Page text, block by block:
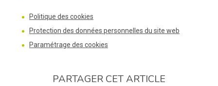
Politique des cookies
Protection des données personnelles du site web
Paramétrage des cookies
PARTAGER CET ARTICLE